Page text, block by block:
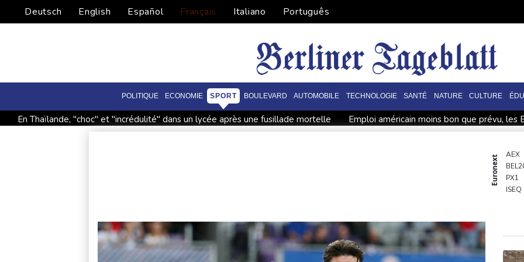
Deutsch English Español Français Italiano Português
POLITIQUE ECONOMIE SPORT BOULEVARD AUTOMOBILE TECHNOLOGIE SANTÉ NATURE CULTURE
En Thaïlande, "choc" et "incrédulité" dans un lycée après une fusillade mortelle
Emploi américain moins bon que prévu, les
Wall Street en
Apple et OpenAI durcissent leur
Euronext AEX
PX1
ISEQ
N150